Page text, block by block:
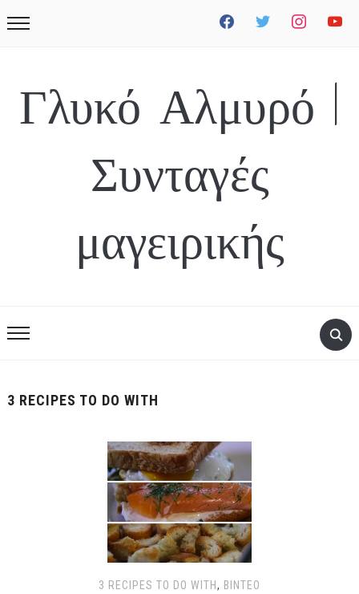
facebook twitter instagramyoutube
Γλυκό Αλμυρό |
Συνταγές
μαγειρικής
3 RECIPES TO DO WITH
3 RECIPES TO DO WITH, ΒΊΝΤΕΟ